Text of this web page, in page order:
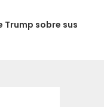
sobre sus